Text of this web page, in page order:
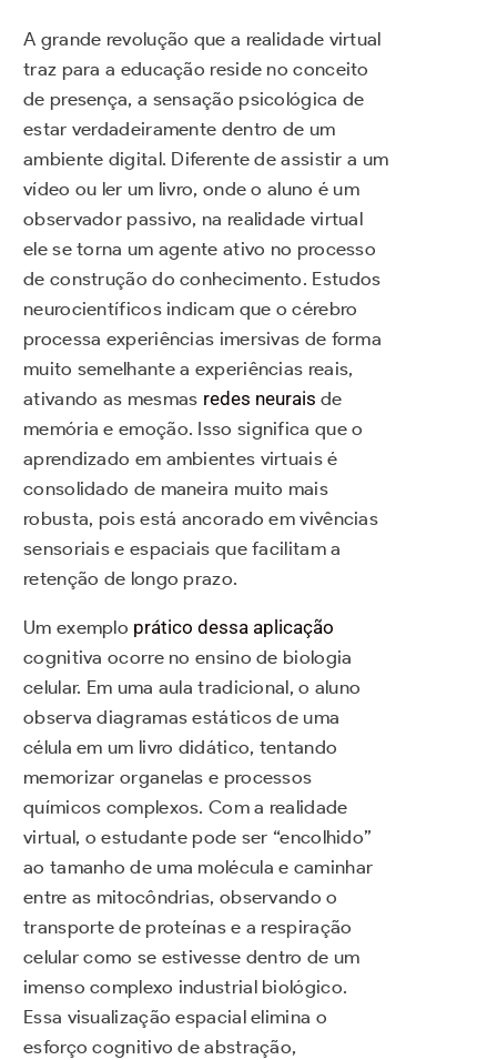
A grande revolução que a realidade virtual
traz para a educação reside no conceito
de presença, a sensação psicológica de
estar verdadeiramente dentro de um
ambiente digital. Diferente de assistir a um
vídeo ou ler um livro, onde o aluno é um
observador passivo, na realidade virtual
ele se torna um agente ativo no processo
de construção do conhecimento. Estudos
neurocientíficos indicam que o cérebro
processa experiências imersivas de forma
muito semelhante a experiências reais,
ativando as mesmas redes neurais de
memória e emoção. Isso significa que o
aprendizado em ambientes virtuais é
consolidado de maneira muito mais
robusta, pois está ancorado em vivências
sensoriais e espaciais que facilitam a
retenção de longo prazo.
Um exemplo prático dessa aplicação
cognitiva ocorre no ensino de biologia
celular. Em uma aula tradicional, o aluno
observa diagramas estáticos de uma
célula em um livro didático, tentando
memorizar organelas e processos
químicos complexos. Com a realidade
virtual, o estudante pode ser “encolhido”
ao tamanho de uma molécula e caminhar
entre as mitocôndrias, observando o
transporte de proteínas e a respiração
celular como se estivesse dentro de um
imenso complexo industrial biológico.
Essa visualização espacial elimina o
esforço cognitivo de abstração,